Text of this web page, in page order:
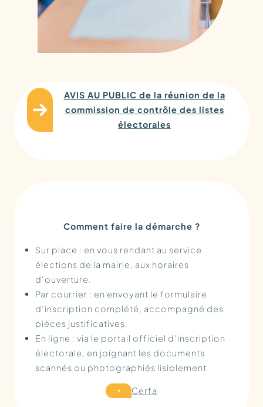
AVIS AU PUBLIC de la réunion de la
commission de contrôle des listes
électorales
Comment faire la démarche ?
Sur place : en vous rendant au service
élections de la mairie, aux horaires
d’ouverture.
Par courrier : en envoyant le formulaire
d’inscription complété, accompagné des
pièces justificatives.
En ligne : via le portail officiel d’inscription
électorale, en joignant les documents
scannés ou photographiés lisiblement
Cerfa